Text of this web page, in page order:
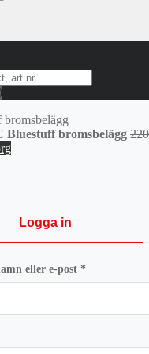
Bluestuff bromsbelägg
Logga in
eller e-post *Obligatoriskt